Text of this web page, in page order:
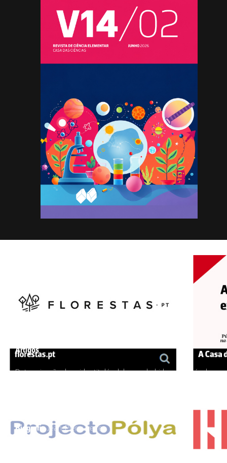
Volume 14, número 2
Artigos
Determinação da acidez titulável de uma bebida sustentável:
BiografiaJean-Pierre Serre